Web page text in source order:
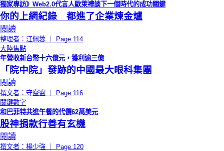
獨家專訪》Web2.0代言人歐萊禮談下一個時代的成功關鍵
你的上網紀錄 都進了企業煉金爐
閱讀
整理者：江佩蓉 ｜ Page.114
大陸焦點
年營收新台幣十六億元，獲利逾三億
「院中院」發跡的中國最大眼科集團
閱讀
撰文者：守寍寍 ｜ Page.116
關鍵數字
和巴菲特共進午餐的代價62萬美元
股神捐款行善有玄機
閱讀
撰文者：楊少強 ｜ Page.120